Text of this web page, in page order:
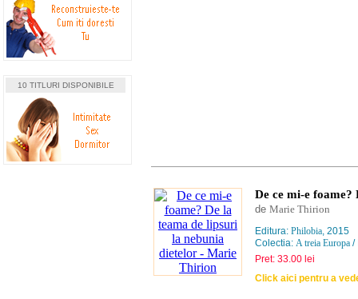
10 TITLURI DISPONIBILE
De ce mi-e
de Marie Thirion
Editura: Philobia, 2015
Colectia: A treia Europa /
Pret: 33.00 lei
Click aici pentru a